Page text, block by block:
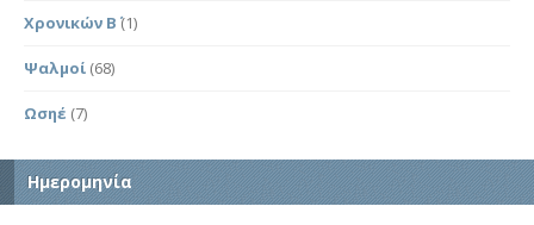
Χρονικών Β΄ (1)
Ψαλμοί (68)
Ωσηέ (7)
Ημερομηνία